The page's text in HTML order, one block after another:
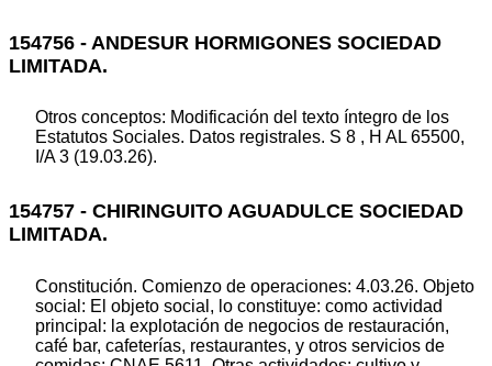
154756 - ANDESUR HORMIGONES SOCIEDAD
LIMITADA.
Otros conceptos: Modificación del texto íntegro de los
Estatutos Sociales. Datos registrales. S 8 , H AL 65500,
I/A 3 (19.03.26).
154757 - CHIRINGUITO AGUADULCE SOCIEDAD
LIMITADA.
Constitución. Comienzo de operaciones: 4.03.26. Objeto
social: El objeto social, lo constituye: como actividad
principal: la explotación de negocios de restauración,
café bar, cafeterías, restaurantes, y otros servicios de